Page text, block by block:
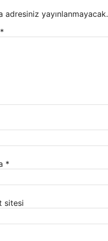
adresiniz yayınlanmayacak.
*
*
sitesi